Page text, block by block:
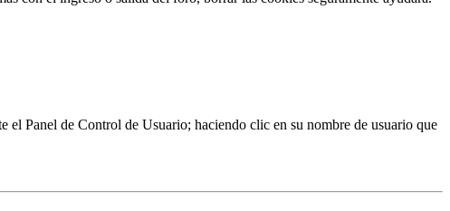
el Panel de Control de Usuario; haciendo clic en su nombre de usuario que